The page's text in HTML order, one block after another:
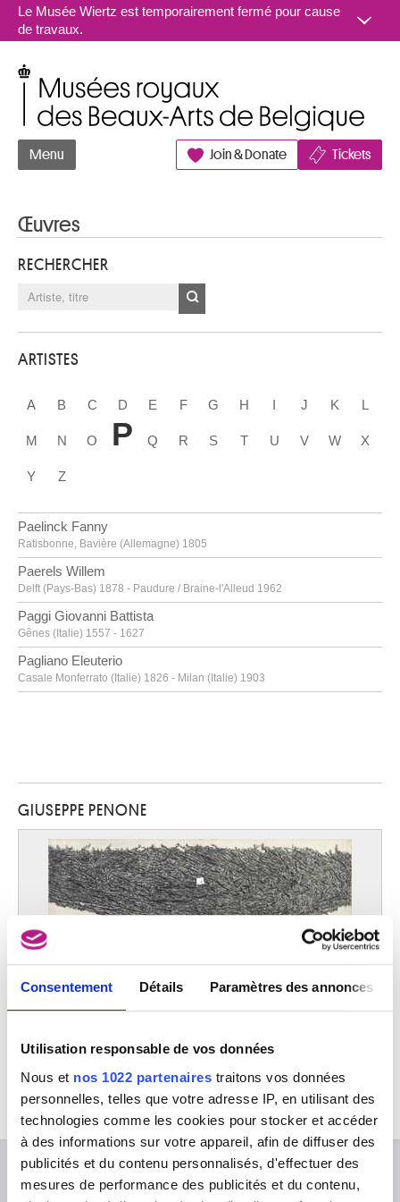
Consentement Détails Paramètres des annonces
Utilisation responsable de vos données
Nous et nos 1022 partenaires traitons vos données
personnelles, telles que votre adresse IP, en utilisant des
technologies comme les cookies pour stocker et accéder
à des informations sur votre appareil, afin de diffuser des
publicités et du contenu personnalisés, d'effectuer des
mesures de performance des publicités et du contenu,
Aller au contenu
Le Musée Wiertz est temporairement fermé pour cause
de travaux.
Menu Join & Donate Tickets
Œuvres
RECHERCHER
ARTISTES
A B C D E F G H I J K L
M N O P Q R S T U V W X
Y Z
Paelinck Fanny
Ratisbonne, Bavière (Allemagne) 1805
Paerels Willem
Delft (Pays-Bas) 1878 - Paudure / Braine-l'Alleud 1962
Paggi Giovanni Battista
Gênes (Italie) 1557 - 1627
Pagliano Eleuterio
Casale Monferrato (Italie) 1826 - Milan (Italie) 1903
Paduli (Italie) 1948
Palamedesz. Anthonie
Leith (Ecosse) 1602 - Amsterdam (Pays-Bas) 1673
Palatnik Abraham
Natal (Brésil) 1929
Palermo Blinky
Leipzig, Saxe (Allemagne) 1943 - Kurumba (Male', Maldives) 1977
Iasi (Roumanie) 1871 - Bucarest (Roumanie) 1956
Serina (Italie) vers 1480 - Venise (Italie) 1528
Palmieri l'Ancien Pietro Giacomo
Bologne 1737 - Turin 1804
Malines 1530 - Anvers 1579
GIUSEPPE PENONE
Giuseppe Penone
À PROPOS DES MUSÉES